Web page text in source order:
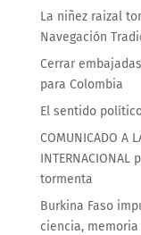
La niñez raizal
Navegación
Cerrar
para Colombia
El sentido
COMUNICADO A
tormenta
Burkina Faso
ciencia,